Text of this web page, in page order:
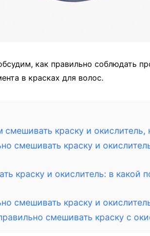
как правильно соблюдать
в красках для волос.
краску и
смешивать краску и
краску и окислитель: в какой
смешивать краску и
смешивать краску с